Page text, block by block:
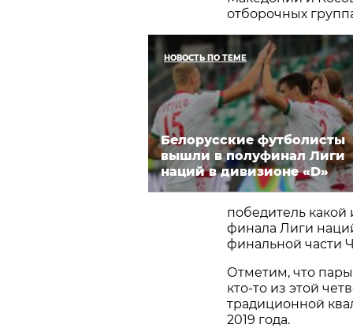
отборочных
НОВОСТЬ ПО ТЕМЕ
Белорусские футболисты
вышли в полуфинал Лиги
наций в дивизионе «D»
победитель
финала Лиги
финальной части
Отметим, что
кто-то из этой
традиционной
2019 года.